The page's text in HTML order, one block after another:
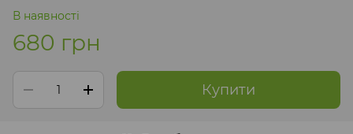
В наявності
680 грн
Купити